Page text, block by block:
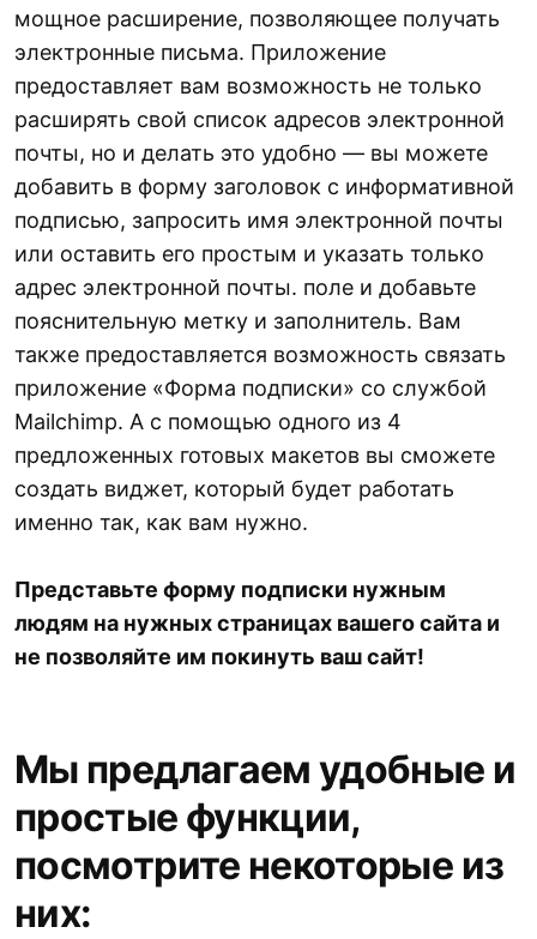
мощное расширение, позволяющее получать
электронные письма. Приложение
предоставляет вам возможность не только
расширять свой список адресов электронной
почты, но и делать это удобно — вы можете
добавить в форму заголовок с информативной
подписью, запросить имя электронной почты
или оставить его простым и указать только
адрес электронной почты. поле и добавьте
пояснительную метку и заполнитель. Вам
также предоставляется возможность связать
приложение «Форма подписки» со службой
Mailchimp. А с помощью одного из 4
предложенных готовых макетов вы сможете
создать виджет, который будет работать
именно так, как вам нужно.
Представьте форму подписки нужным
людям на нужных страницах вашего сайта и
не позволяйте им покинуть ваш сайт!
Мы предлагаем удобные и
простые функции,
посмотрите некоторые из
них: